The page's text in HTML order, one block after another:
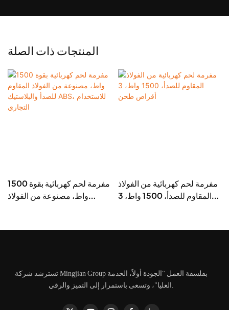
المنتجات ذات الصلة
مفرمة لحم كهربائية بقوة 1500
واط، مصنوعة من الفولاذ
مفرمة لحم كهربائية من الفولاذ
المقاوم للصدأ، 1500 واط، 3
تسترشد شركة Mingjian Group بفلسفة العمل "الجودة أولاً، الخدمة
العليا"، وتسعى باستمرار إلى التميز والرقي.